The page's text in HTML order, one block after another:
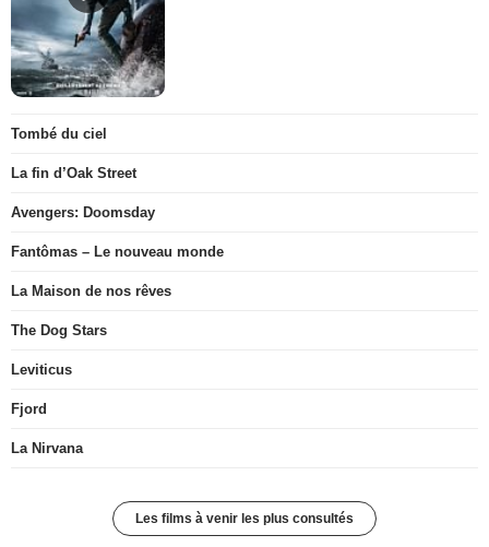
Tombé du ciel
La fin d’Oak Street
Avengers: Doomsday
Fantômas – Le nouveau monde
La Maison de nos rêves
The Dog Stars
Leviticus
Fjord
La Nirvana
Les films à venir les plus consultés